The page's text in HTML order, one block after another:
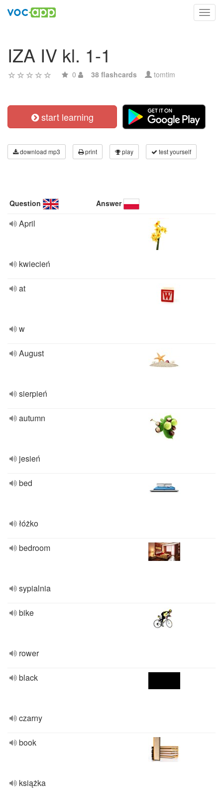
IZA IV kl. 1-1
0 38 flashcards tomtim
start learning
download mp3 print play test yourself
Question Answer
April
kwiecień
at
w
August
sierpień
autumn
jesień
bed
łóżko
bedroom
sypialnia
bike
rower
black
czarny
book
książka